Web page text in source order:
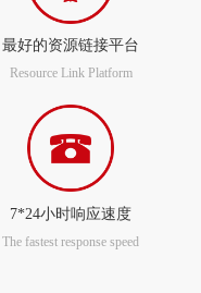
最好的资源链接平台
Resource Link Platform
7*24小时响应速度
The fastest response speed